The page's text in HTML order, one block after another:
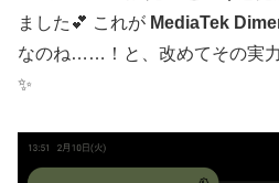
ました💕 これが MediaTek
なのね……！と、改めてその実
✨